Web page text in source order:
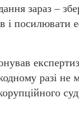
зараз –
і посилювати
разі не